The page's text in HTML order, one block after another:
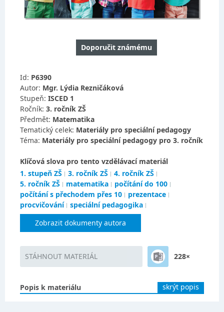
Doporučit známému
Id: P6390
Autor: Mgr. Lýdia Rezničáková
Stupeň: ISCED 1
Ročník: 3. ročník ZŠ
Předmět: Matematika
Tematický celek: Materiály pro speciální pedagogy
Téma: Materiály pro speciální pedagogy pro 3. ročník
Klíčová slova pro tento vzdělávací materiál
1. stupeň ZŠ
3. ročník ZŠ
4. ročník ZŠ
5. ročník ZŠ
matematika
počítání do 100
počítání s přechodem přes 10
prezentace
procvičování
speciální pedagogika
Zobrazit dokumenty autora
STÁHNOUT MATERIÁL 228×
Popis k materiálu skrýt popis